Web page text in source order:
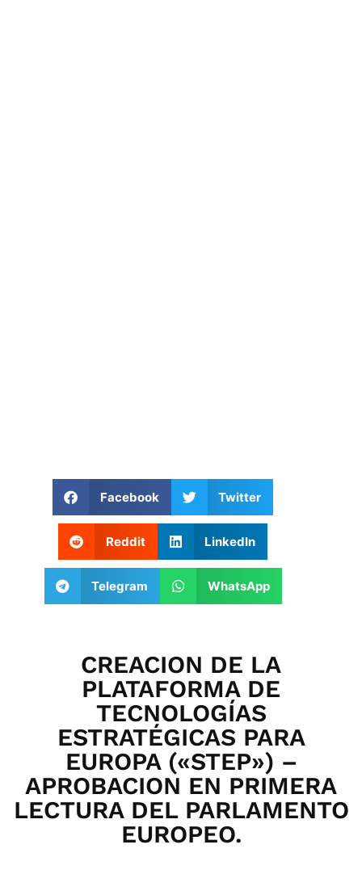
Facebook Twitter
Reddit LinkedIn
Telegram WhatsApp
CREACION DE LA
PLATAFORMA DE
TECNOLOGÍAS
ESTRATÉGICAS PARA
EUROPA («STEP») –
APROBACION EN PRIMERA
LECTURA DEL PARLAMENTO
EUROPEO.